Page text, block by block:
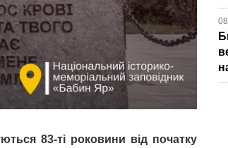
83-ті роковини від початку